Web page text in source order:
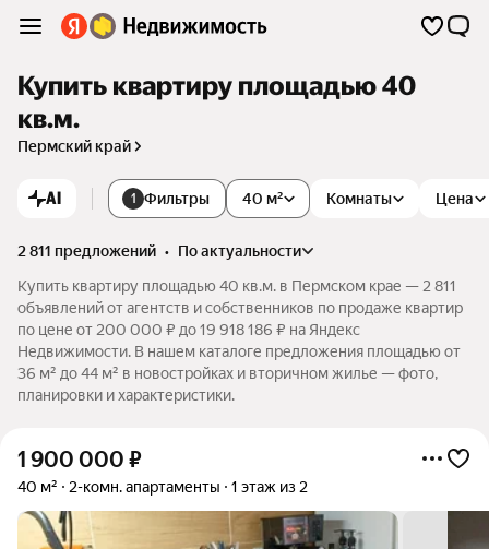
Купить квартиру площадью 40
кв.м.
Пермский край
AI 1 Фильтры Комнаты Цена
40 м²
2 811 предложений •
по актуальности
Купить квартиру площадью 40 кв.м. в Пермском крае — 2 811
объявлений от агентств и собственников по продаже квартир
по цене от 200 000 ₽ до 19 918 186 ₽ на Яндекс
Недвижимости. В нашем каталоге предложения площадью от
36 м² до 44 м² в новостройках и вторичном жилье — фото,
планировки и характеристики.
1 900 000 ₽
40 м² 2-комн. апартаменты 1 этаж из 2